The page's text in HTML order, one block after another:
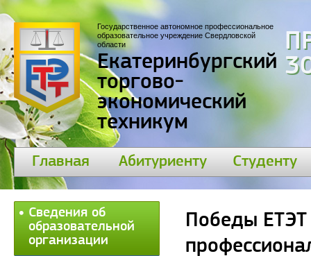
Государственное автономное профессиональное
образовательное учреждение Свердловской
области
Екатеринбургский
торгово-
экономический
техникум
Главная Абитуриенту Студенту
Сведения об
образовательной
организации
Победы